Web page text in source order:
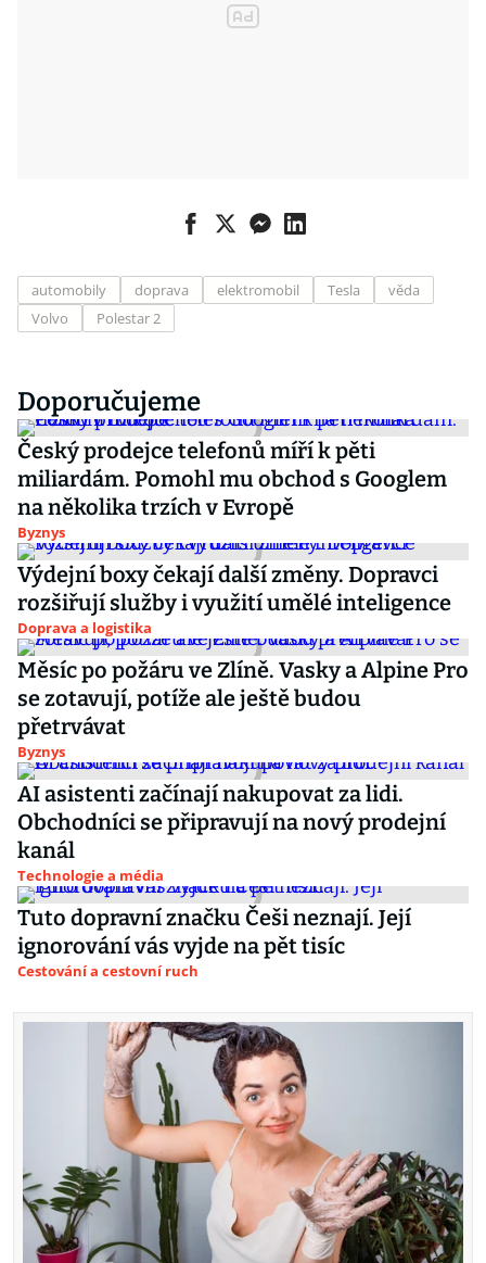
automobily doprava elektromobil Tesla
věda
Volvo
Polestar 2
Doporučujeme
Český prodejce telefonů míří k pěti
miliardám. Pomohl mu obchod s Googlem
na několika trzích v Evropě
Byznys
Výdejní boxy čekají další změny. Dopravci
rozšiřují služby i využití umělé inteligence
Doprava a logistika
Měsíc po požáru ve Zlíně. Vasky a Alpine Pro
se zotavují, potíže ale ještě budou
přetrvávat
Byznys
AI asistenti začínají nakupovat za lidi.
Obchodníci se připravují na nový prodejní
kanál
Technologie a média
Tuto dopravní značku Češi neznají. Její
ignorování vás vyjde na pět tisíc
Cestování a cestovní ruch